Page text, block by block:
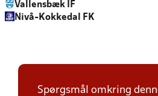
Vallensbæk IF
Nivå-Kokkedal FK
Spørgsmål omkring